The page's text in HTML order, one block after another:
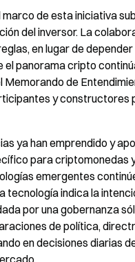
de esta iniciativa
del inversor. La
en lugar de
el panorama cripto
de
y constructores
ya han emprendido y
para
emergentes
indica la
por una gobernanza
de política,
en decisiones diarias